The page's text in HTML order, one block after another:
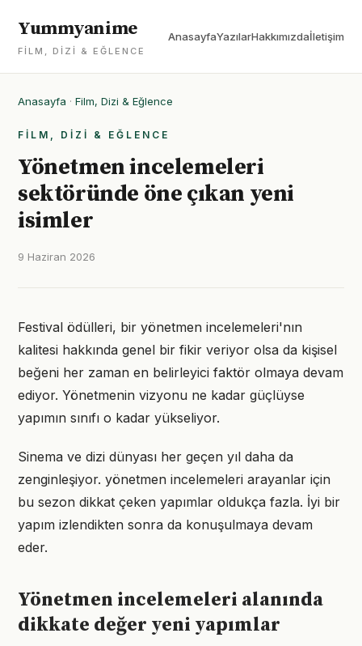
Yummyanime
FILM, DIZI & EĞLENCE
AnasayfaYazılarHakkımızdaİletişim
Anasayfa · Film, Dizi & Eğlence
FILM, DIZI & EĞLENCE
Yönetmen incelemeleri
sektöründe öne çıkan yeni
isimler
9 Haziran 2026
Festival ödülleri, bir yönetmen incelemeleri'nın
kalitesi hakkında genel bir fikir veriyor olsa da kişisel
beğeni her zaman en belirleyici faktör olmaya devam
ediyor. Yönetmenin vizyonu ne kadar güçlüyse
yapımın sınıfı o kadar yükseliyor.
Sinema ve dizi dünyası her geçen yıl daha da
zenginleşiyor. yönetmen incelemeleri arayanlar için
bu sezon dikkat çeken yapımlar oldukça fazla. İyi bir
yapım izlendikten sonra da konuşulmaya devam
eder.
Yönetmen incelemeleri alanında
dikkate değer yeni yapımlar